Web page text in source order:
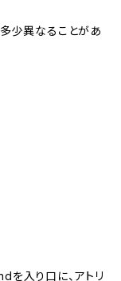
少異なることがあ
を入り口に、アトリ